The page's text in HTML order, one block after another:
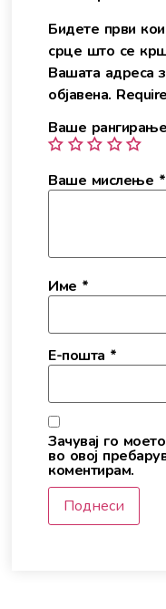
Бидете први
срце што се
Вашата адреса
објавена.
Ваше рангирање
Ваше мислење *
Име *
Е-пошта *
Зачувај го
во овој
коментирам.